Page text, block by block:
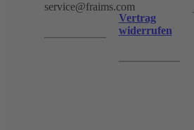
service@fraims.com
Vertrag
widerrufen